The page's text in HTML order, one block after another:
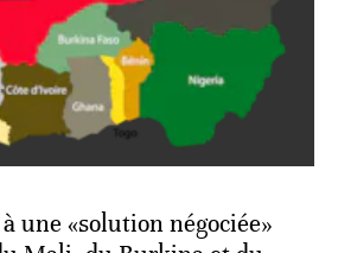
une «solution négociée»